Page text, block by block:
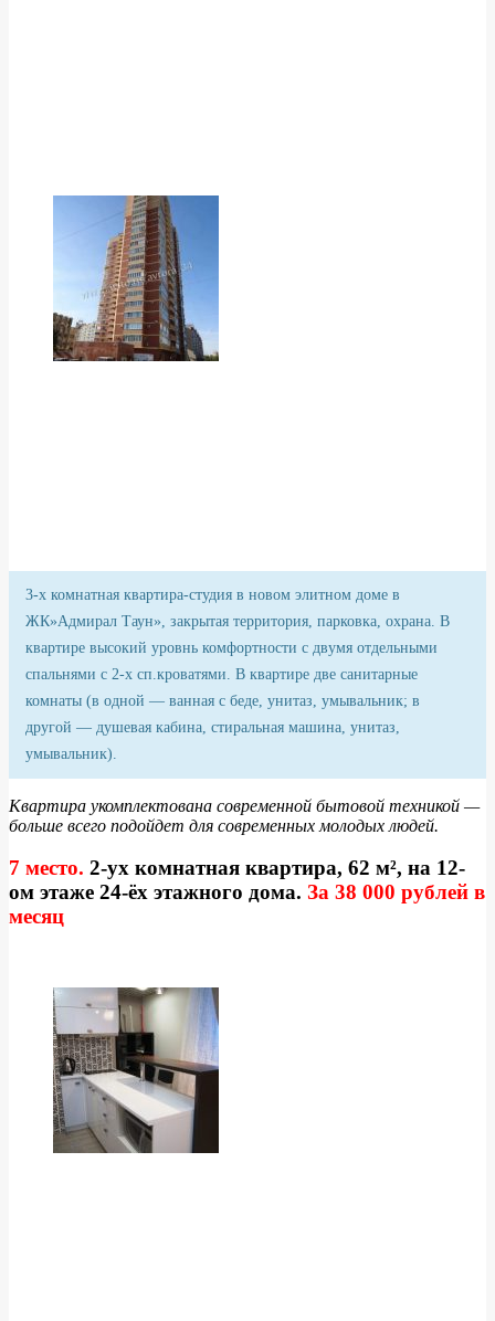
3-х комнатная квартира-студия в новом элитном доме в
ЖК»Адмирал Таун», закрытая территория, парковка, охрана. В
квартире высокий уровнь комфортности с двумя отдельными
спальнями с 2-х сп.кроватями. В квартире две санитарные
комнаты (в одной — ванная с беде, унитаз, умывальник; в
другой — душевая кабина, стиральная машина, унитаз,
умывальник).
Квартира укомплектована современной бытовой техникой —
больше всего подойдет для современных молодых людей.
7 место. 2-ух комнатная квартира, 62 м², на 12-
ом этаже 24-ёх этажного дома. За 38 000 рублей в
месяц